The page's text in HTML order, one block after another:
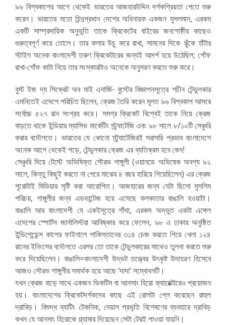
৯৬ বিশ্বকাপের আগে থেকেই ভারতের আজহারউদ্দিন দর্শকপ্রিয়তা পেতে শুরু
করেন। ভারতের মতো হিন্দুপ্রধান দেশের অধিনায়ক একজন মুসলমান, এরকম
একটি সাম্প্রদায়িক অনুভূতি তাকে ক্রিকেটের বাইরের জনগোষ্ঠীর কাছেও
গুরুত্বপূর্ণ করে তোলে। তার কলার উচু করে রাখা, সামনের দিকে ঝুঁকে হাঁটার
স্টাইল অনেক বাংলাদেশী তরুণ ক্রিকেটারের জন্যই আদর্শ হয়ে উঠেছিল; গোঁফ
রাখা-গোঁফ কাটা নিয়ে তার সংস্কারটাও অনেকে অনুসরণ করতে শুরু করে।
বুস্ট ইজ দ্য সিক্রেট অব মাই এনার্জি- বুস্টের বিজ্ঞাপনসূত্রে শচীন টেন্ডুলকার
এমনিতেই এদেশে পরিচিত ছিলেন, ক্রেজ তৈরি করেন মূলত ৯৬ বিশ্বকাপ আসরে
সর্বোচ্চ ৫২৭ রান সংগ্রহ করে। সমগ্র ক্রিকেট বিশ্বেই তাকে নিয়ে ক্রেজ
বাড়তে থাকে ইন্ডিয়ার ম্যাসিভ মার্কেটিং স্ট্র্যাটেজি এবং ৯৮ সালে ৮/১০টি সেঞ্চুরি
করার বদৌলতে। ভারতের যে কোনো স্ট্র্যাটেজিরই সরাসরি প্রভাব বাংলাদেশে
অনেক আগে থেকেই পড়ে, টেন্ডুলকার ক্রেজ এর ব্যতিক্রম হবে কেন!
সেঞ্চুরি দিয়ে টেস্টে অভিষিক্ত সৌরভ গাঙ্গুলী (ওয়ানডে অভিষেক অবশ্য ৯২
সালে, কিন্তু কিছুই করতে না পেরে মাঝের ৪ বছর হারিয়ে গিয়েছিলেন) এর ক্রেজ
পুরোটাই মিডিয়ার সৃষ্টি করা আরোপিত। আজহারের জন্য যেটা ছিলো মুসলিম
পরিচয়, গাঙ্গুলীর জন্য এডভান্টেজ হয়ে এসেছে কলকাতার বাঙালি হওয়াটা।
বাঙালি আর বাংলাদেশী যে একইসূত্রে গাঁথা, এরকম অদ্ভুত একটা এঙ্গেল
এদেশের স্পোর্টস জার্নালিস্টরা আবিষ্কার করে ফেলেন, ৯৮ এ ঢাকায় অনুষ্ঠিত
ইন্ডিপেন্ডেন্স কাপের ফাইনালে পাকিস্তানের ৩১৪ চেজ করতে গিয়ে খেলা ১২৪
রানের ইনিংসের বদৌলতে এরপর তো তাকে টেন্ডুলকারের সাথেও তুলনা করতে শুরু
করে দিয়েছিলেন। বাঙালি=বাংলাদেশী উদ্ভট তত্ত্বের উৎকৃষ্ট উদাহরণ হিসেবে
আজও সৌরভ গাঙ্গুলীর সমার্থক হয়ে আছে ‘দাদা’ সম্বোধনটি।
যখন ক্রেজ বাড়ে সাথে একজন ভিকটিম বা আনসাং হিরো ক্যারেক্টারেও প্রয়োজন
হয়। বাংলাদেশের ক্রিকেটদর্শকদের কাছে এই রোলটা প্লে করেছেন রাহুল
দ্রাবিড়। বিশুদ্ধ ব্যাটিং টেকনিক, দেয়াল প্রভৃতি বিশেষণের ব্যবহারে দ্রাবিড়
কখন যে আনসাং হিরোকে গ্ল্যামার দিয়েছেন সেটা টেরই পাওয়া যায়নি।